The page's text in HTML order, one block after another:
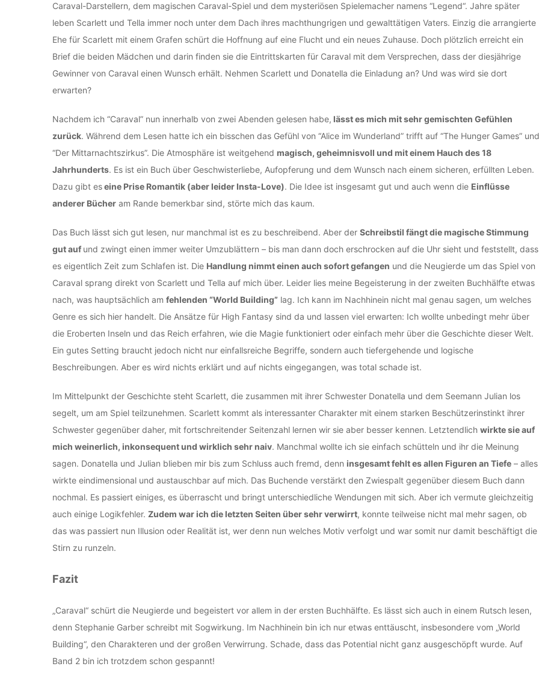
Caraval-Darstellern, dem magischen Caraval-Spiel und dem mysteriösen Spielemacher namens “Legend“. Jahre später
leben Scarlett und Tella immer noch unter dem Dach ihres machthungrigen und gewalttätigen Vaters. Einzig die arrangierte
Ehe für Scarlett mit einem Grafen schürt die Hoffnung auf eine Flucht und ein neues Zuhause. Doch plötzlich erreicht ein
Brief die beiden Mädchen und darin finden sie die Eintrittskarten für Caraval mit dem Versprechen, dass der diesjährige
Gewinner von Caraval einen Wunsch erhält. Nehmen Scarlett und Donatella die Einladung an? Und was wird sie dort
erwarten?
Nachdem ich “Caraval” nun innerhalb von zwei Abenden gelesen habe, lässt es mich mit sehr gemischten Gefühlen
zurück. Während dem Lesen hatte ich ein bisschen das Gefühl von “Alice im Wunderland” trifft auf “The Hunger Games” und
“Der Mittarnachtszirkus”. Die Atmosphäre ist weitgehend magisch, geheimnisvoll und mit einem Hauch des 18
Jahrhunderts. Es ist ein Buch über Geschwisterliebe, Aufopferung und dem Wunsch nach einem sicheren, erfüllten Leben.
Dazu gibt eseine Prise Romantik (aber leider Insta-Love). Die Idee ist insgesamt gut und auch wenn die Einflüsse
anderer Bücher am Rande bemerkbar sind, störte mich das kaum.
Das Buch lässt sich gut lesen, nur manchmal ist es zu beschreibend. Aber der Schreibstil fängt die magische Stimmung
gut auf und zwingt einen immer weiter Umzublättern – bis man dann doch erschrocken auf die Uhr sieht und feststellt, dass
es eigentlich Zeit zum Schlafen ist. Die Handlung nimmt einen auch sofort gefangen und die Neugierde um das Spiel von
Caraval sprang direkt von Scarlett und Tella auf mich über. Leider lies meine Begeisterung in der zweiten Buchhälfte etwas
nach, was hauptsächlich am fehlenden “World Building” lag. Ich kann im Nachhinein nicht mal genau sagen, um welches
Genre es sich hier handelt. Die Ansätze für High Fantasy sind da und lassen viel erwarten: Ich wollte unbedingt mehr über
die Eroberten Inseln und das Reich erfahren, wie die Magie funktioniert oder einfach mehr über die Geschichte dieser Welt.
Ein gutes Setting braucht jedoch nicht nur einfallsreiche Begriffe, sondern auch tiefergehende und logische
Beschreibungen. Aber es wird nichts erklärt und auf nichts eingegangen, was total schade ist.
Im Mittelpunkt der Geschichte steht Scarlett, die zusammen mit ihrer Schwester Donatella und dem Seemann Julian los
segelt, um am Spiel teilzunehmen. Scarlett kommt als interessanter Charakter mit einem starken Beschützerinstinkt ihrer
Schwester gegenüber daher, mit fortschreitender Seitenzahl lernen wir sie aber besser kennen. Letztendlich wirkte sie auf
mich weinerlich, inkonsequent und wirklich sehr naiv. Manchmal wollte ich sie einfach schütteln und ihr die Meinung
sagen. Donatella und Julian blieben mir bis zum Schluss auch fremd, denn insgesamt fehlt es allen Figuren an Tiefe – alles
wirkte eindimensional und austauschbar auf mich. Das Buchende verstärkt den Zwiespalt gegenüber diesem Buch dann
nochmal. Es passiert einiges, es überrascht und bringt unterschiedliche Wendungen mit sich. Aber ich vermute gleichzeitig
auch einige Logikfehler. Zudem war ich die letzten Seiten über sehr verwirrt, konnte teilweise nicht mal mehr sagen, ob
das was passiert nun Illusion oder Realität ist, wer denn nun welches Motiv verfolgt und war somit nur damit beschäftigt die
Stirn zu runzeln.
Fazit
„Caraval“ schürt die Neugierde und begeistert vor allem in der ersten Buchhälfte. Es lässt sich auch in einem Rutsch lesen,
denn Stephanie Garber schreibt mit Sogwirkung. Im Nachhinein bin ich nur etwas enttäuscht, insbesondere vom „World
Building“, den Charakteren und der großen Verwirrung. Schade, dass das Potential nicht ganz ausgeschöpft wurde. Auf
Band 2 bin ich trotzdem schon gespannt!